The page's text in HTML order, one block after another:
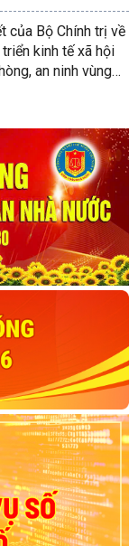
của Bộ Chính trị về
kinh tế xã hội
an ninh vùng
2030, tầm nhìn